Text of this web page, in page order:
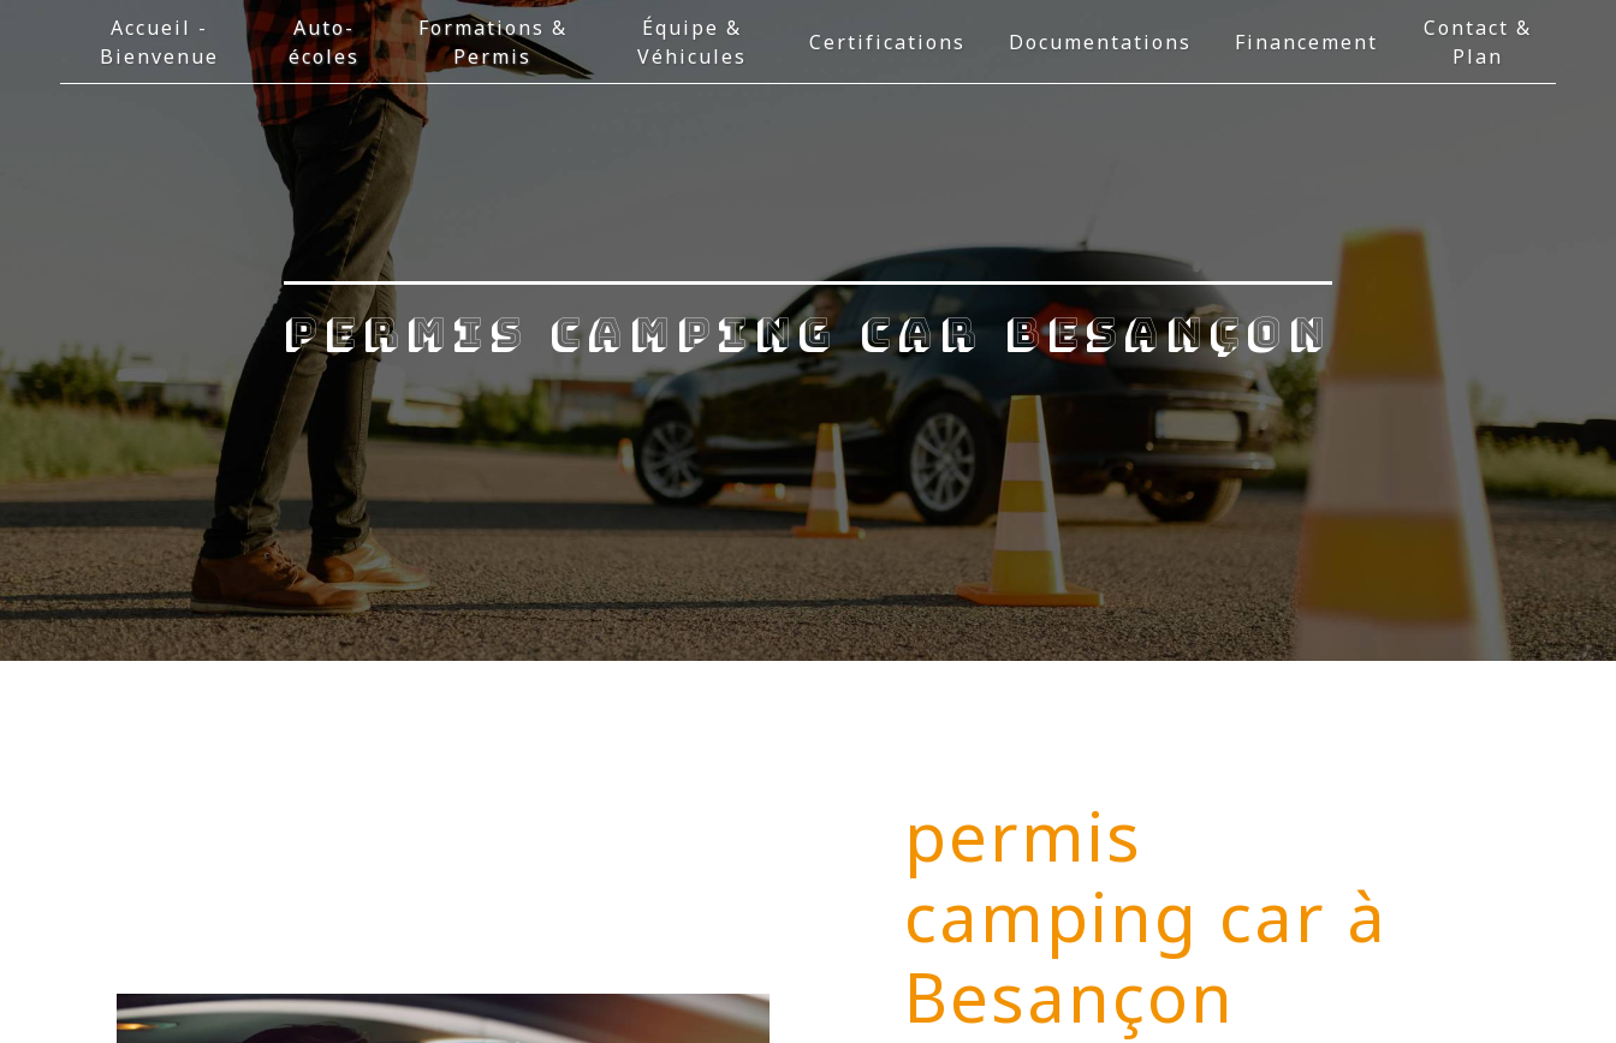
Panneau de gestion des cookies
Accueil -
Bienvenue
Auto-
écoles
Formations &
Permis
Équipe &
Véhicules
Certifications Documentations Financement
Contact &
Plan
permis camping car Besançon
permis
camping car à
Besançon